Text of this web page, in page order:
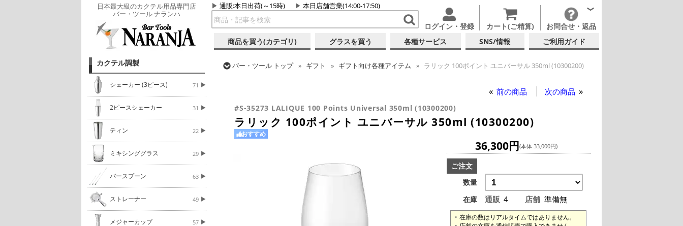
日本最大級のカクテル用品専門店
バー・ツール ナランハ
通販:本日出荷(～15時) 本日店舗営業(14:00-17:50)
ログイン・登録 カート(ご精算) お問合せ・返品
商品を買う(カテゴリ) グラスを買う 各種サービス SNS/情報 ご利用ガイド
カクテル調製
シェーカー (3ピース) 71
2ピースシェーカー 31
ティン 22
ミキシンググラス 29
バースプーン 63
ストレーナー 49
メジャーカップ 57
バー・ツール トップ ギフト ギフト向け各種アイテム
ラリック 100ポイント ユニバーサル 350ml (10300200)
前の商品 次の商品
#S-35273 LALIQUE 100 Points Universal 350ml (10300200)
ラリック 100ポイント ユニバーサル 350ml (10300200)
おすすめ
36,300円(本体 33,000円)
ご注文
数量
在庫
通販 4 店舗 準備無
在庫の数はリアルタイムではありません。